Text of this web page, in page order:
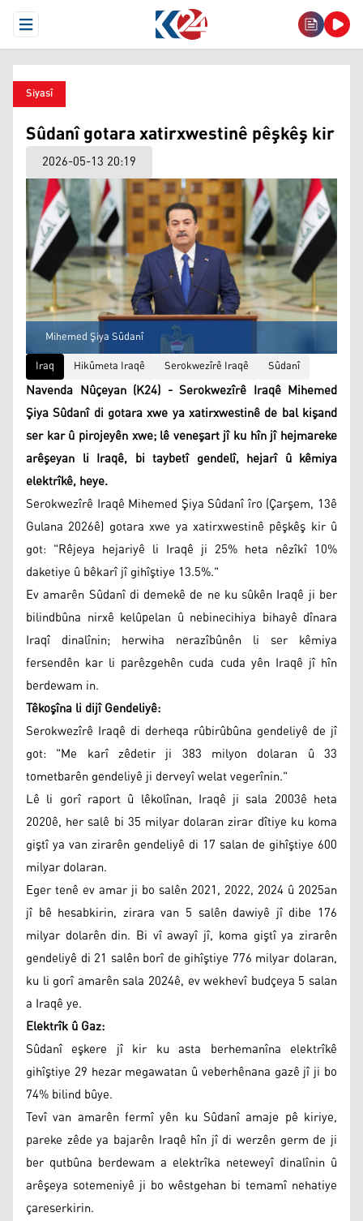
Open Menu
Siyasî
Sûdanî gotara xatirxwestinê pêşkêş kir
2026-05-13 20:19
Mihemed Şiya Sûdanî
Iraq
Hikûmeta Iraqê Serokwezîrê Iraqê Sûdanî
Navenda Nûçeyan (K24) - Serokwezîrê Iraqê Mihemed
Şiya Sûdanî di gotara xwe ya xatirxwestinê de bal kişand
ser kar û pirojeyên xwe; lê veneşart jî ku hîn jî hejmareke
arêşeyan li Iraqê, bi taybetî gendelî, hejarî û kêmiya
elektrîkê, heye.
Serokwezîrê Iraqê Mihemed Şiya Sûdanî îro (Çarşem, 13ê
Gulana 2026ê) gotara xwe ya xatirxwestinê pêşkêş kir û
got: "Rêjeya hejariyê li Iraqê ji 25% heta nêzîkî 10%
daketiye û bêkarî jî gihîştiye 13.5%."
Ev amarên Sûdanî di demekê de ne ku sûkên Iraqê ji ber
bilindbûna nirxê kelûpelan û nebinecihiya bihayê dînara
Iraqî dinalînin; herwiha nerazîbûnên li ser kêmiya
fersendên kar li parêzgehên cuda cuda yên Iraqê jî hîn
berdewam in.
Têkoşîna li dijî Gendeliyê:
Serokwezîrê Iraqê di derheqa rûbirûbûna gendeliyê de jî
got: "Me karî zêdetir ji 383 milyon dolaran û 33
tometbarên gendeliyê ji derveyî welat vegerînin."
Lê li gorî raport û lêkolînan, Iraqê ji sala 2003ê heta
2020ê, her salê bi 35 milyar dolaran zirar dîtiye ku koma
giştî ya van zirarên gendeliyê di 17 salan de gihîştiye 600
milyar dolaran.
Eger tenê ev amar ji bo salên 2021, 2022, 2024 û 2025an
jî bê hesabkirin, zirara van 5 salên dawiyê jî dibe 176
milyar dolarên din. Bi vî awayî jî, koma giştî ya zirarên
gendeliyê di 21 salên borî de gihîştiye 776 milyar dolaran,
ku li gorî amarên sala 2024ê, ev wekhevî budçeya 5 salan
a Iraqê ye.
Elektrîk û Gaz:
Sûdanî eşkere jî kir ku asta berhemanîna elektrîkê
gihîştiye 29 hezar megawatan û veberhênana gazê jî ji bo
74% bilind bûye.
Tevî van amarên fermî yên ku Sûdanî amaje pê kiriye,
pareke zêde ya bajarên Iraqê hîn jî di werzên germ de ji
ber qutbûna berdewam a elektrîka neteweyî dinalînin û
arêşeya sotemeniyê ji bo wêstgehan bi temamî nehatiye
çareserkirin.